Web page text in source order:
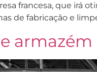
francesa, que irá
de fabricação e
armazém